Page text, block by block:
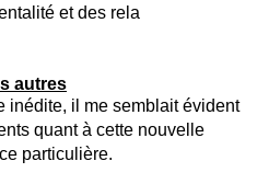
autres
inédite, il me semblait évident
quant à cette nouvelle
particulière.
et des rela